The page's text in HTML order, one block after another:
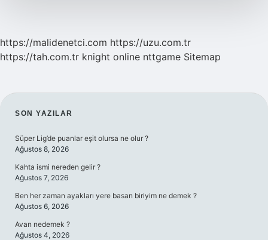
https://malidenetci.com https://uzu.com.tr
https://tah.com.tr knight online nttgame Sitemap
SIDEBAR
SON YAZILAR
Süper Lig’de puanlar eşit olursa ne olur ?
Ağustos 8, 2026
Kahta ismi nereden gelir ?
Ağustos 7, 2026
Ben her zaman ayakları yere basan biriyim ne demek ?
Ağustos 6, 2026
Avan nedemek ?
Ağustos 4, 2026